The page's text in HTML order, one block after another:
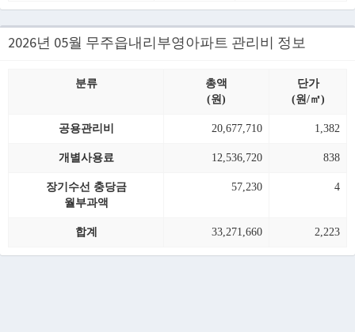
2026년 05월 무주읍내리부영아파트 관리비 정보
분류
총액
(원)
단가
(원/㎡)
공용관리비 20,677,710 1,382
개별사용료 12,536,720 838
장기수선 충당금
월부과액
57,230 4
합계 33,271,660 2,223